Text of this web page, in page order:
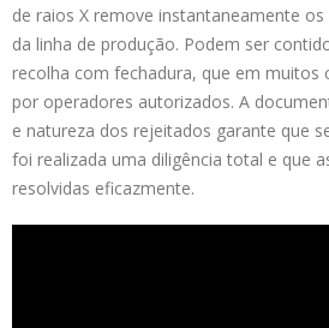
de raios X remove instantaneamente
da linha de produção. Podem ser
recolha com fechadura, que em muitos
por operadores autorizados. A
e natureza dos rejeitados garante que
foi realizada uma diligência total e que
resolvidas eficazmente.